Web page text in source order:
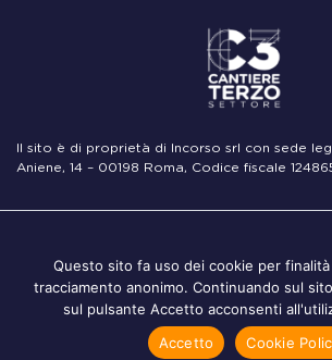
Il sito è di proprietà di Incorso srl con sede
Aniene, 14 – 00198 Roma, Codice fiscale
Legali
Questo sito fa uso dei cookie per
tracciamento anonimo. Continuando sul
sul pulsante Accetto acconsenti
Accetto
Cookie